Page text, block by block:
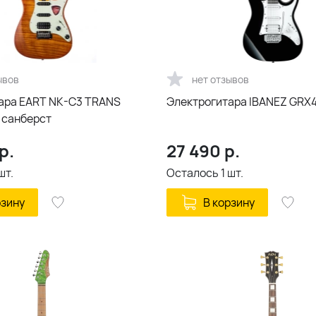
EART NK-C3 TRANS
нет отзывов
Электрогитара IBANEZ
27 490 р.
Осталось 1 шт.
В корзину